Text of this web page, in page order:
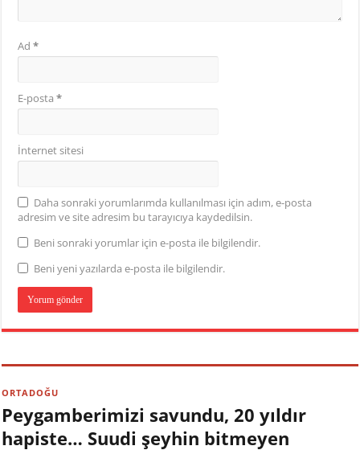
Ad*
E-posta*
İnternet sitesi
Daha sonraki yorumlarımda kullanılması için adım, e-posta
adresim ve site adresim bu tarayıcıya kaydedilsin.
Beni sonraki yorumlar için e-posta ile bilgilendir.
Beni yeni yazılarda e-posta ile bilgilendir.
ORTADOĞU
Peygamberimizi savundu, 20 yıldır
hapiste… Suudi şeyhin bitmeyen